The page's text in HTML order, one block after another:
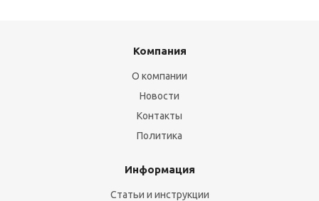
Компания
О компании
Новости
Контакты
Политика
Информация
Статьи и инструкции